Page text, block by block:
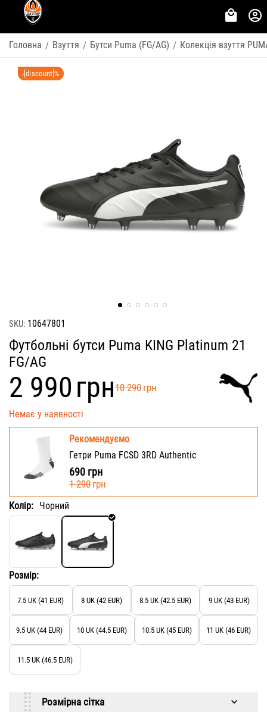
Головна / Взуття / Бутси Puma (FG/AG) / Колекція взуття
-[discount]%
SKU: 10647801
Футбольні бутси Puma KING Platinum 21
FG/AG
‍2 990‍грн‍10 290‍ грн
Немає у наявності
Рекомендуємо
Гетри Puma FCSD 3RD Authentic
690 грн
‍1 290‍ грн
Колір: Чорний
Розмір:
7.5 UK (41 EUR) 8 UK (42 EUR) 8.5 UK (42.5 EUR) 9 UK (43 EUR)
9.5 UK (44 EUR) 10 UK (44.5 EUR) 10.5 UK (45 EUR) 11 UK (46 EUR)
11.5 UK (46.5 EUR)
Розмірна сітка